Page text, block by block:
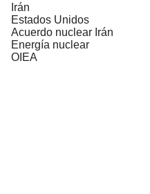
Irán
Estados Unidos
Acuerdo nuclear Irán
Energía nuclear
OIEA